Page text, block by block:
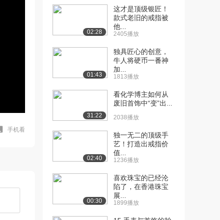
手机看
02:28
这才是顶级银匠！
款式老旧的戒指被
他...
2405播放
01:43
独具匠心的创意，
牛人将硬币一番神
加...
1813播放
31:22
看化学博主如何从
废旧首饰中“变”出...
2038播放
02:40
独一无二的顶级手
艺！打造出戒指价
值...
1236播放
00:30
喜欢珠宝的已经沦
陷了，在香港珠宝
展...
1899播放